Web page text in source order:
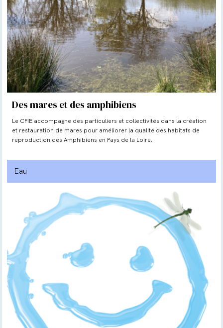
Des mares et des amphibiens
Le CPIE accompagne des particuliers et collectivités dans la création
et restauration de mares pour améliorer la qualité des habitats de
reproduction des Amphibiens en Pays de la Loire.
Eau